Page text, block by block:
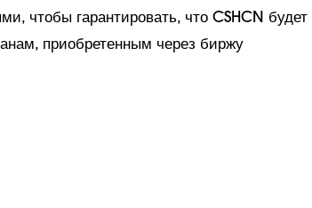
чтобы гарантировать, что CSHCN будет
приобретенным через биржу